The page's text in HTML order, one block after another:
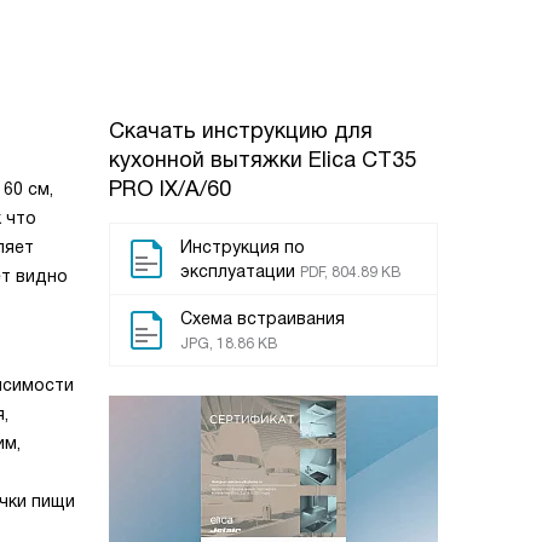
Скачать инструкцию для
кухонной вытяжки Elica CT35
PRO IX/A/60
Инструкция по
эксплуатации PDF, 804.89 KB
Схема встраивания
JPG, 18.86 KB
см,
что
видно
пищи